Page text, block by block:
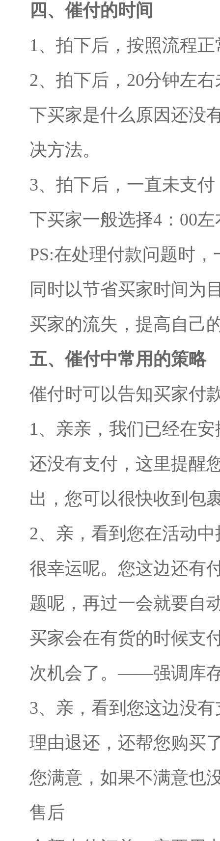
四、催付的时间
1、拍下后，按照流程
2、拍下后，20分钟左
下买家是什么原因还没
决方法。
3、拍下后，一直未支
下买家一般选择4：00左
PS:在处理付款问题时
同时以节省买家时间为
买家的流失，提高自己
五、催付中常用的策略
催付时可以告知买家付
1、亲亲，我们已经在
还没有支付，这里提醒
出，您可以很快收到
2、亲，看到您在活动
很幸运呢。您这边还有
题呢，再过一会就要自
买家会在有货的时候支
次机会了。——强调库
3、亲，看到您这边没
理由退还，还帮您购买
您满意，如果不满意
售后